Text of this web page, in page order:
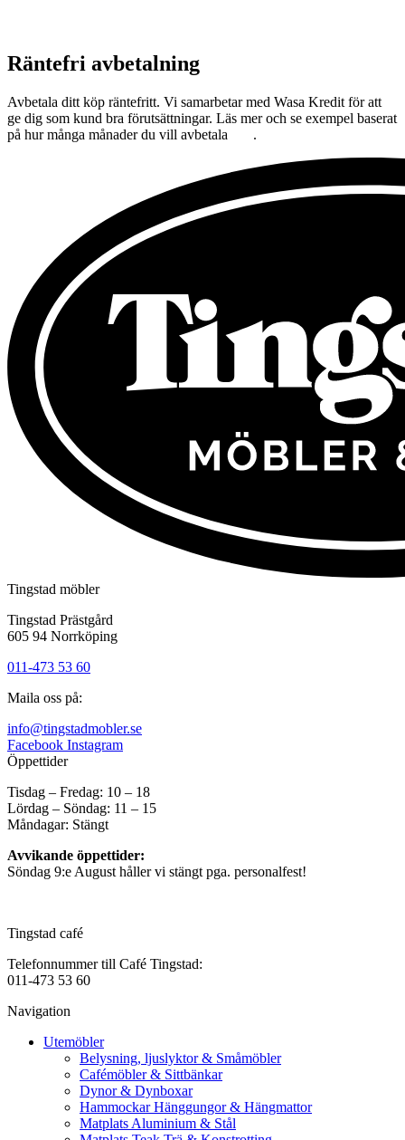
Räntefri avbetalning
Avbetala ditt köp räntefritt. Vi samarbetar med Wasa Kredit för att
ge dig som kund bra förutsättningar. Läs mer och se exempel baserat
på hur många månader du vill avbetala
.
Tingstad möbler
Tingstad Prästgård
605 94 Norrköping
011-473 53 60
Maila oss på:
info@tingstadmobler.se
Facebook Instagram
Öppettider
Tisdag – Fredag: 10 – 18
Lördag – Söndag: 11 – 15
Måndagar: Stängt
Avvikande öppettider:
Söndag 9:e August håller vi stängt pga. personalfest!
Tingstad café
Telefonnummer till Café Tingstad:
011-473 53 60
Navigation
Utemöbler
Belysning, ljuslyktor & Småmöbler
Cafémöbler & Sittbänkar
Dynor & Dynboxar
Hammockar Hänggungor & Hängmattor
Matplats Aluminium & Stål